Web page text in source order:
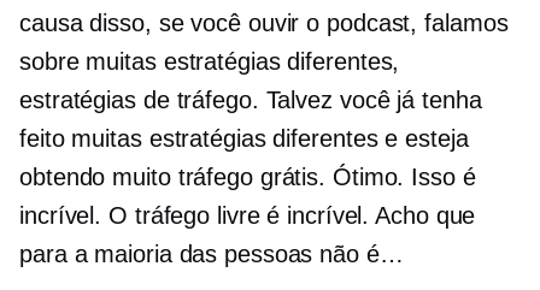
causa disso, se você ouvir o podcast, falamos
sobre muitas estratégias diferentes,
estratégias de tráfego. Talvez você já tenha
feito muitas estratégias diferentes e esteja
obtendo muito tráfego grátis. Ótimo. Isso é
incrível. O tráfego livre é incrível. Acho que
para a maioria das pessoas não é…